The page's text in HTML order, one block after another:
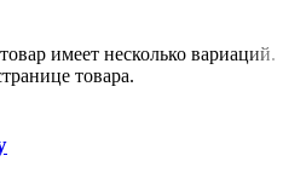
имеет несколько вариаций.
товара.